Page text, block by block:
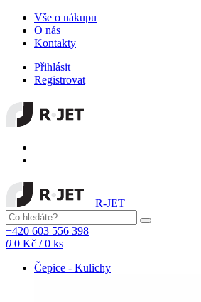
Vše o nákupu
O nás
Kontakty
Přihlásit
Registrovat
R-JET
+420 603 556 398
0 0 Kč /0 ks
Čepice - Kulichy